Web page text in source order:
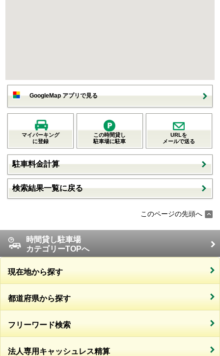
GoogleMap アプリで見る
マイパーキング
に登録
この時間貸し
駐車場に駐車
URLを
メールで送る
駐車料金計算
検索結果一覧に戻る
このページの先頭へ
時間貸し駐車場
カテゴリーTOPへ
現在地から探す
都道府県から探す
フリーワード検索
法人専用キャッシュレス精算